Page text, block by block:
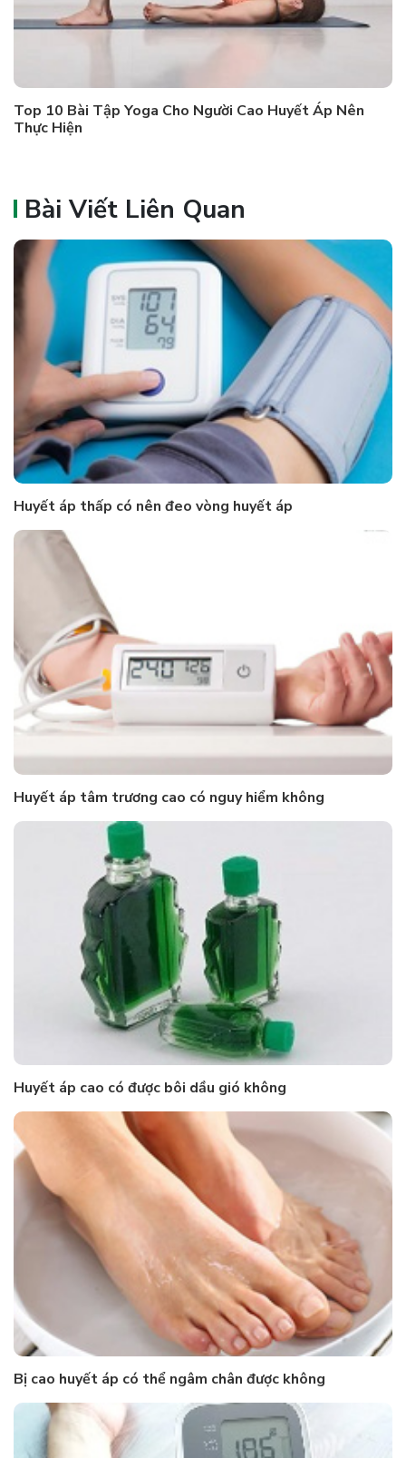
Top 10 Bài Tập Yoga Cho Người Cao Huyết Áp Nên
Thực Hiện
Bài Viết Liên Quan
Huyết áp thấp có nên đeo vòng huyết áp
Huyết áp tâm trương cao có nguy hiểm không
Huyết áp cao có được bôi dầu gió không
Bị cao huyết áp có thể ngâm chân được không